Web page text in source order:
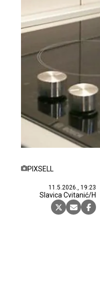
PIXSELL
11.5.2026., 19:23
Slavica Cvitanić/H